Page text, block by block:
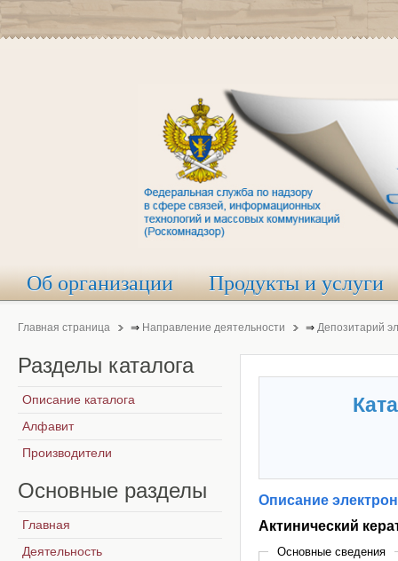
Об организации Продукты и услуги
Главная страница ⇒ Направление деятельности ⇒ Депозитарий
Описание
Актинический
Основные сведения
Разделы каталога
Описание каталога
Алфавит
Производители
Основные разделы
Главная
Деятельность